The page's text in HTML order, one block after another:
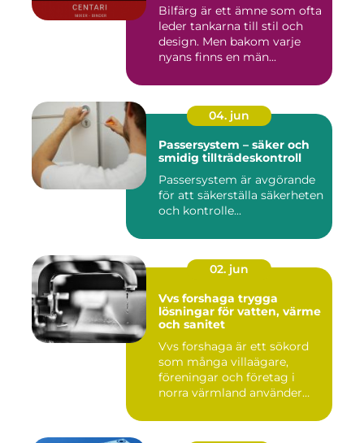
Bilfärg är ett ämne som ofta
leder tankarna till stil och
design. Men bakom varje
nyans finns en män...
04. jun
Passersystem – säker och
smidig tillträdeskontroll
Passersystem är avgörande
för att säkerställa säkerheten
och kontrolle...
02. jun
Vvs forshaga trygga
lösningar för vatten, värme
och sanitet
Vvs forshaga är ett sökord
som många villaägare,
föreningar och företag i
norra värmland använder